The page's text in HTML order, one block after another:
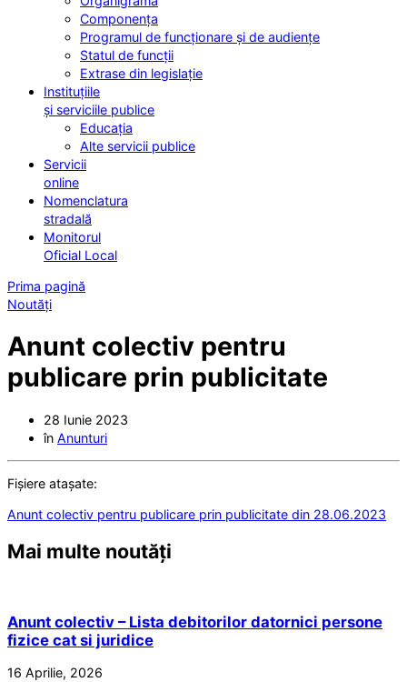
Componența
Programul de funcționare și de audiențe
Statul de funcții
Extrase din legislație
Instituțiile
și serviciile publice
Educația
Alte servicii publice
Servicii
online
Nomenclatura
stradală
Monitorul
Oficial Local
Prima pagină
Noutăți
Anunt colectiv pentru
publicare prin publicitate
28 Iunie 2023
în Anunturi
Fișiere atașate:
Anunt colectiv pentru publicare prin publicitate din 28.06.2023
Mai multe noutăți
Anunt colectiv – Lista debitorilor datornici persone
fizice cat si juridice
16 Aprilie, 2026